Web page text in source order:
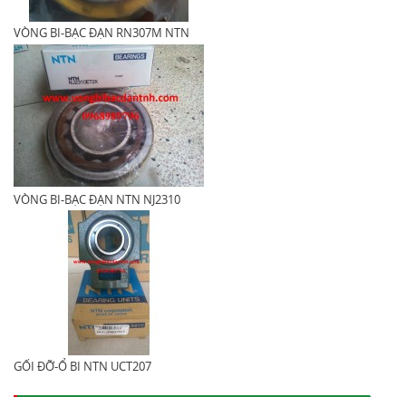
VÒNG BI-BẠC ĐẠN RN307M NTN
VÒNG BI-BẠC ĐẠN NTN NJ2310
GỐI ĐỠ-Ổ BI NTN UCT207